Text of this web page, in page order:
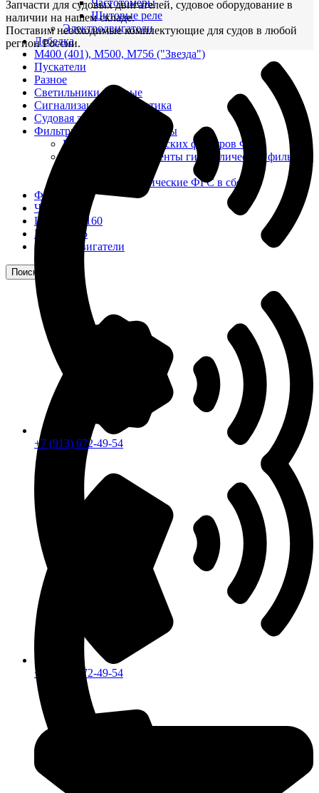
Частотомеры
Щитовые реле
Электродвигатели
Лебедка
М400 (401), М500, М756 ("Звезда")
Пускатели
Разное
Светильники судовые
Сигнализация и автоматика
Судовая запорная арматура
Фильтры и фильтроэлементы
Корпусы гидравлических фильтров ФГС
Фильтрующие элементы гидравлических фильтров
Фильтры гидравлические ФГС в сборе
Фонари
ЧН 25/34
Шкода 6S-160
Шкода-275
Электродвигатели
Поиск
+7 (913) 672-49-54
Запчасти для судовых двигателей, судовое оборудование в
наличии на нашем складе.
Поставим необходимые комплектующие для судов в любой
регион России.
+7 (913) 672-49-54